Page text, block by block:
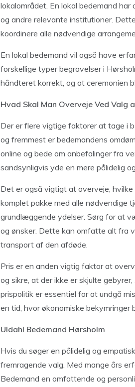
lokalområdet. En lokal bedemand
og andre relevante institutioner.
koordinere alle nødvendige
En lokal bedemand vil også have
forskellige typer begravelser i
håndteret korrekt, og at ceremonien
Hvad Skal Man Overveje Ved Valg
Der er flere vigtige faktorer at tage i
og fremmest er bedemandens
online og bede om anbefalinger fra
sandsynligvis yde en mere pålidelig
Det er også vigtigt at overveje,
komplet pakke med alle nødvendige
grundlæggende ydelser. Sørg for at
og ønsker. Dette kan omfatte alt fra
transport af den afdøde.
Pris er en anden vigtig faktor at
og sikre, at der ikke er skjulte
prispolitik er essentiel for at undgå
en tid, hvor økonomiske
Uldahl Bedemand Hørsholm
Hvis du søger en pålidelig og
fremragende valg. Med mange års
Bedemand en omfattende og